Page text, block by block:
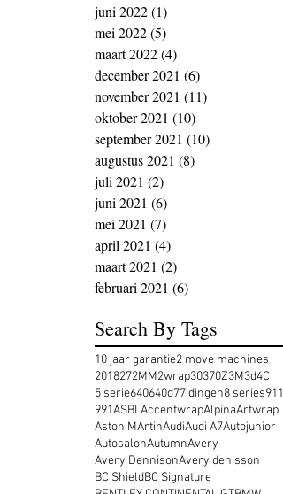
juni 2022(1)
mei 2022(5)
maart 2022(4)
december 2021 (6)
november 2021 (11)
oktober 2021 (10)
september 2021 (10)
augustus 2021 (8)
juli 2021 (2)
juni 2021 (6)
mei 2021 (7)
april 2021 (4)
maart 2021 (2)
februari 2021 (6)
Search By Tags
10 jaar garantie2 move machines
2018272MM2wrap30370Z3M3d4C
5 serie640640d77 dingen8 series911
991ASBLAccentwrapAlpinaArtwrap
Aston MArtinAudiAudi A7Autojunior
AutosalonAutumnAvery
Avery DennisonAvery denisson
BC ShieldBC Signature